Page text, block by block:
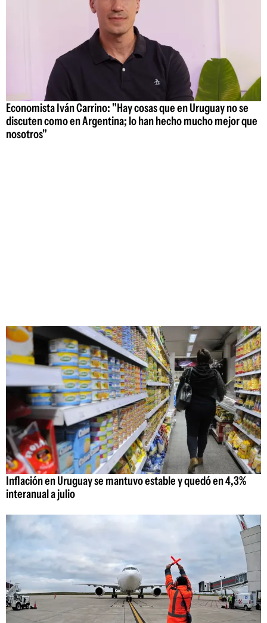
Economista Iván Carrino: "Hay cosas que en Uruguay no se
discuten como en Argentina; lo han hecho mucho mejor que
nosotros"
Inflación en Uruguay se mantuvo estable y quedó en 4,3%
interanual a julio